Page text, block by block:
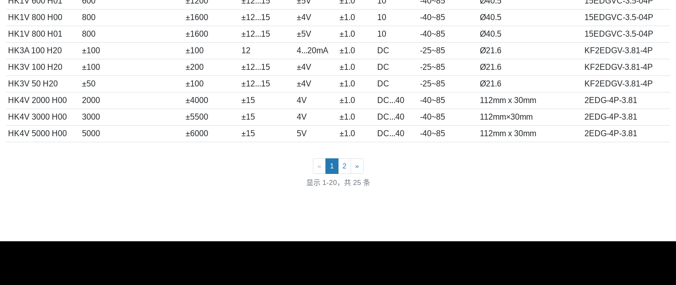
HK1V 800 H00
800 ±1600 ±12...15 ±4V ±1.0 10 -40~85 Ø40.5
15EDGVC-3.5-04P
HK1V 800 H01
800 ±1600 ±12...15 ±5V ±1.0 10 -40~85 Ø40.5
15EDGVC-3.5-04P
HK3A 100 H20
±100 ±100 12 4...20mA ±1.0 DC -25~85 Ø21.6
KF2EDGV-3.81-4P
HK3V 100 H20
±100 ±200 ±12...15 ±4V ±1.0 DC -25~85 Ø21.6
KF2EDGV-3.81-4P
HK3V 50 H20
±50 ±100 ±12...15 ±4V ±1.0 DC -25~85 Ø21.6
KF2EDGV-3.81-4P
HK4V 2000 H00
2000 ±4000 ±15 4V ±1.0 DC...40 -40~85 112mm x 30mm
2EDG-4P-3.81
HK4V 3000 H00
3000 ±5500 ±15 4V ±1.0 DC...40 -40~85 112mm×30mm
2EDG-4P-3.81
HK4V 5000 H00
5000 ±6000 ±15 5V ±1.0 DC...40 -40~85 112mm x 30mm 2EDG-4P-3.81
« 1 2 »
显示 1-20，共 25 条